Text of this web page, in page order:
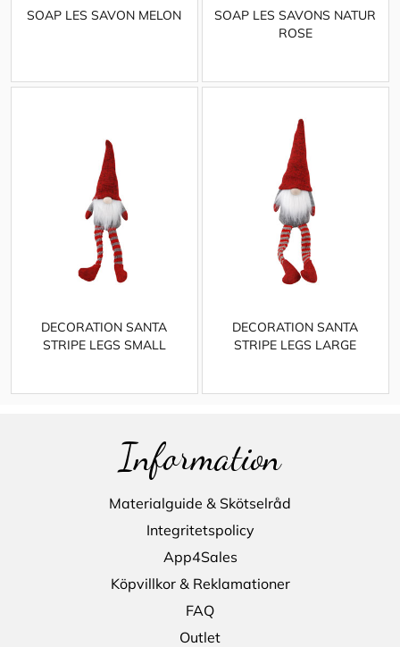
SOAP LES SAVON MELON
SOAP LES SAVONS NATUR
ROSE
DECORATION SANTA
STRIPE LEGS SMALL
DECORATION SANTA
STRIPE LEGS LARGE
Information
Materialguide & Skötselråd
Integritetspolicy
App4Sales
Köpvillkor & Reklamationer
FAQ
Outlet